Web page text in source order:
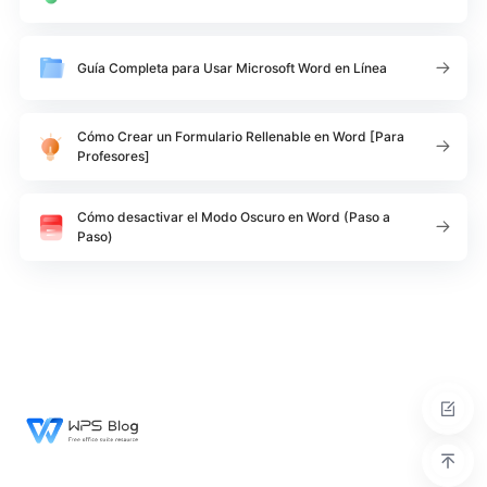
Guía Completa para Usar Microsoft Word en Línea
Cómo Crear un Formulario Rellenable en Word [Para
Profesores]
Cómo desactivar el Modo Oscuro en Word (Paso a
Paso)